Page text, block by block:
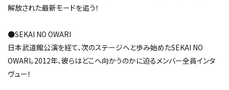
解放された最新モードを追う！
●SEKAI NO OWARI
日本武道館公演を経て、次のステージへと歩み始めたSEKAI NO
OWARI。2012年、彼らはどこへ向かうのかに迫るメンバー全員インタ
ヴュー！